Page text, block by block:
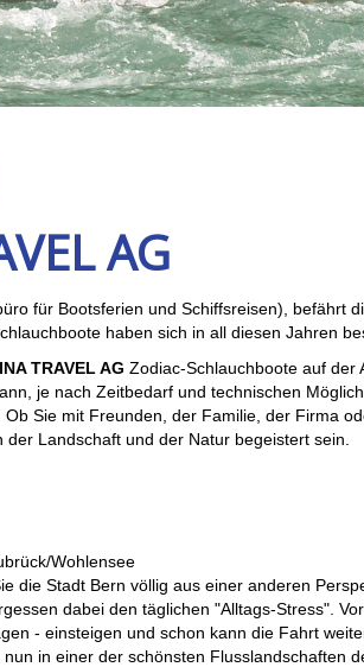
AG
für Bootsferien und Schiffsreisen), befährt
haben sich in all diesen Jahren
TRAVEL AG Zodiac-Schlauchboote auf der
je nach Zeitbedarf und technischen
Sie mit Freunden, der Familie, der Firma
Landschaft und der Natur begeistert sein.
Wohlensee
die Stadt Bern völlig aus einer anderen
dabei den täglichen "Alltags-Stress".
- einsteigen und schon kann die Fahrt
in einer der schönsten Flusslandschaften